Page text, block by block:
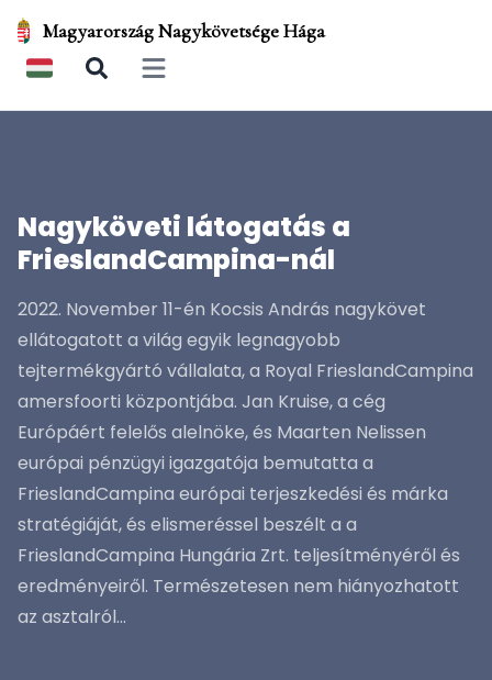
Magyarország Nagykövetsége Hága
Open main menu
Nagyköveti látogatás a
FrieslandCampina-nál
2022. November 11-én Kocsis András nagykövet
ellátogatott a világ egyik legnagyobb
tejtermékgyártó vállalata, a Royal FrieslandCampina
amersfoorti központjába. Jan Kruise, a cég
Európáért felelős alelnöke, és Maarten Nelissen
európai pénzügyi igazgatója bemutatta a
FrieslandCampina európai terjeszkedési és márka
stratégiáját, és elismeréssel beszélt a a
FrieslandCampina Hungária Zrt. teljesítményéről és
eredményeiről. Természetesen nem hiányozhatott
az asztalról...